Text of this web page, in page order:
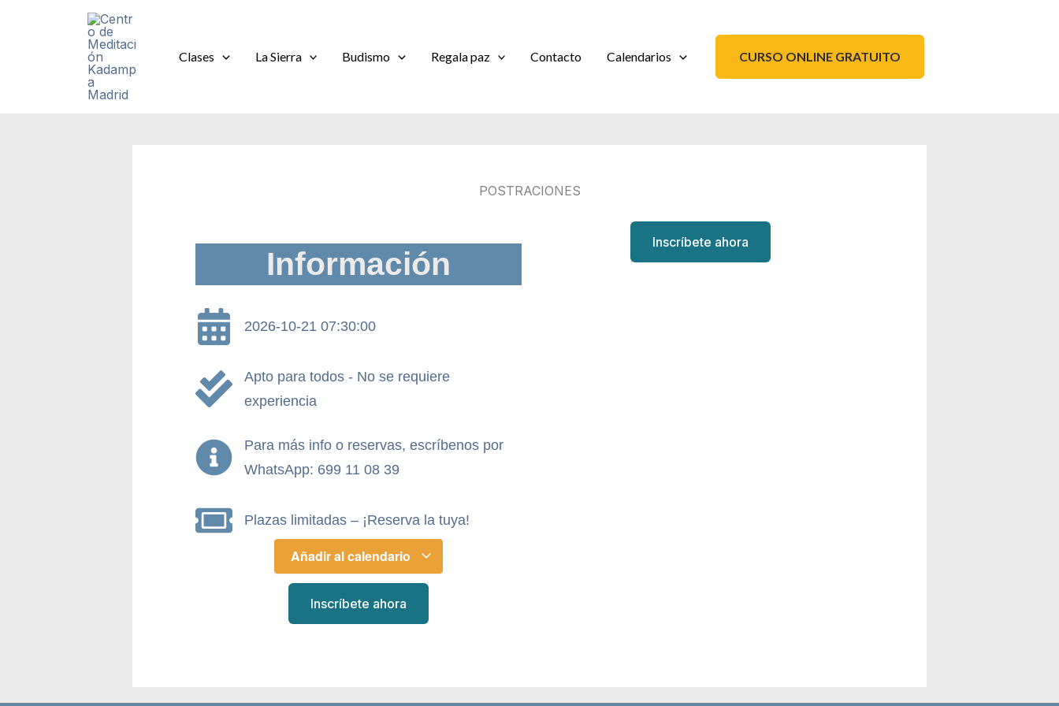
Clases La Sierra Budismo Regala paz Contacto Calendarios CURSO ONLINE GRATUITO
POSTRACIONES
Información
2026-10-21 07:30:00
Apto para todos - No se requiere
experiencia
Para más info o reservas, escríbenos por
WhatsApp: 699 11 08 39
Plazas limitadas – ¡Reserva la tuya!
Añadir al calendario
Inscríbete ahora
Inscríbete ahora